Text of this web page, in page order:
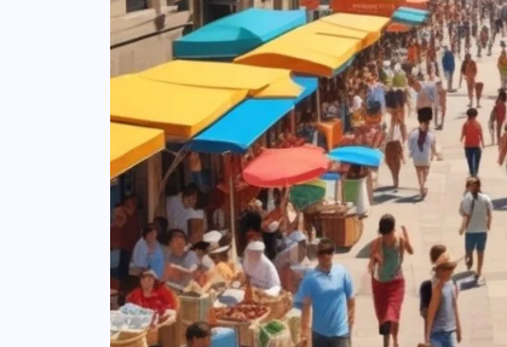
COLABORADORES MÉXICO
NOTICIAS
EL FIN DEL MILAGRO BOHEMIO:
TULUM EN BANCARROTA
TURÍSTICA POR ABUSOS Y FALTA
DE PLANEACIÓN